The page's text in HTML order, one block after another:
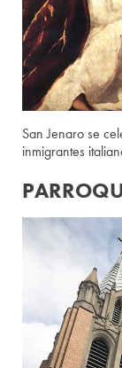
San Jenaro se
inmigrantes